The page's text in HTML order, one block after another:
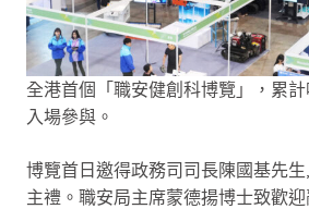
全港首個「職安健創科博覽」，累
入場參與。
博覽首日邀得政務司司長陳國基先生,
主禮。職安局主席蒙德揚博士致歡